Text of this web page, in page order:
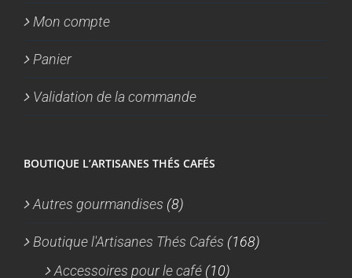
Mon compte
Panier
Validation de la commande
BOUTIQUE L’ARTISANES THÉS CAFÉS
Autres gourmandises (8)
Boutique l'Artisanes Thés Cafés (168)
Accessoires pour le café (10)